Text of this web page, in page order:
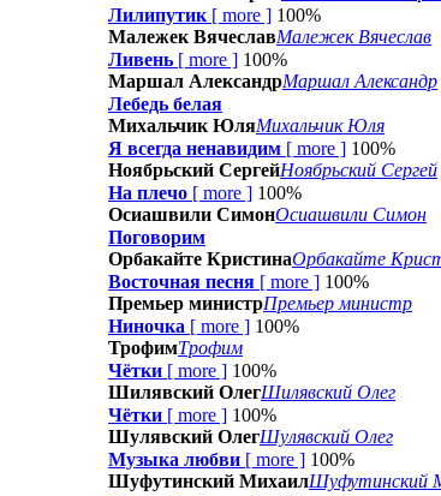
Лилипутик [ more ] 100%
Малежек ВячеславМалежек Вячеслав
Ливень [ more ] 100%
Маршал АлександрМаршал Александр
Лебедь белая
Михальчик ЮляМихальчик Юля
Я всегда ненавидим [ more ] 100%
Ноябрьский СергейНоябрьский Сергей
На плечо [ more ] 100%
Осиашвили СимонОсиашвили Симон
Поговорим
Орбакайте КристинаОрбакайте
Восточная песня [ more ] 100%
Премьер министрПремьер министр
Ниночка [ more ] 100%
ТрофимТрофим
Чётки [ more ] 100%
Шилявский ОлегШилявский Олег
Чётки [ more ] 100%
Шулявский ОлегШулявский Олег
Музыка любви [ more ] 100%
Шуфутинский МихаилШуфутинский